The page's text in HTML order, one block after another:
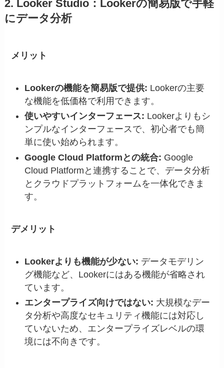
2. Looker Studio：Lookerの簡易版で手軽
にデータ分析
メリット
Lookerの機能を簡易版で提供: Lookerの主要
な機能を低価格で利用できます。
使いやすいインターフェース: Lookerよりもシ
ンプルなインターフェースで、初心者でも簡
単に使い始められます。
Google Cloud Platformとの統合: Google
Cloud Platformと連携することで、データ分析
とクラウドプラットフォームを一体化できま
す。
デメリット
Lookerよりも機能が少ない: データモデリン
グ機能など、Lookerにはある機能が省略され
ています。
エンタープライズ向けではない: 大規模なデー
タ分析や高度なセキュリティ機能には対応し
ていないため、エンタープライズレベルの環
境には不向きです。